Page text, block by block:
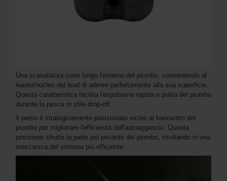
Una scanalatura corre lungo l'esterno del piombo, consentendo al
leader/nucleo del lead di aderire perfettamente alla sua superficie.
Questa caratteristica facilita l'espulsione rapida e pulita del piombo
durante la pesca in stile drop-off.
Il perno è strategicamente posizionato vicino al baricentro del
piombo per migliorare l'efficienza dell'autoaggancio. Questa
posizione sfrutta la parte più pesante del piombo, risultando in una
meccanica del sistema più efficiente.